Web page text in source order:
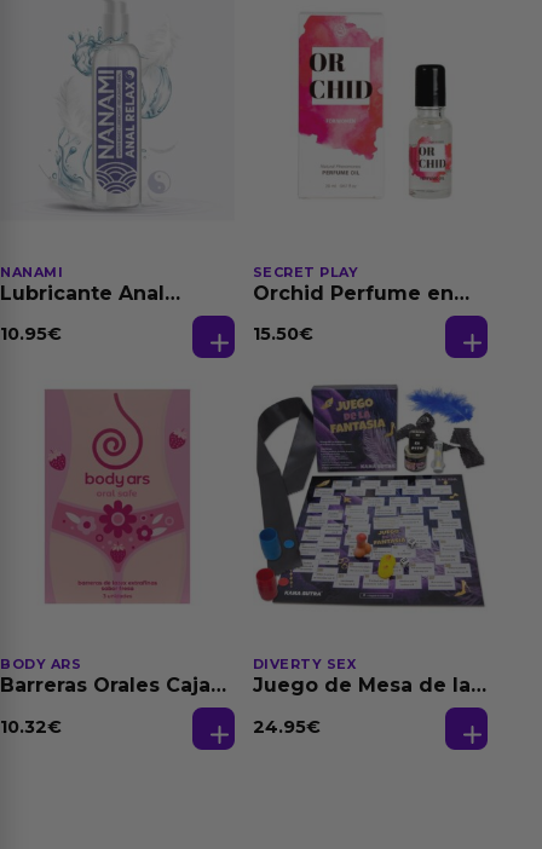
NANAMI
Lubricante Anal
Dilatación Base Agua
10.95€
SECRET PLAY
Orchid Perfume en
Feromonas 20 ml
15.50€
BODY ARS
Barreras Orales Caja
10.32€
DIVERTY SEX
Juego de Mesa de las
24.95€